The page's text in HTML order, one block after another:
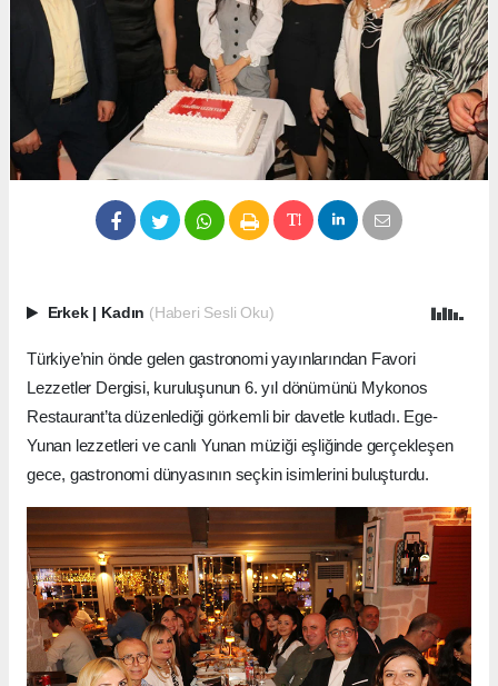
Erkek Kadın (Haberi Sesli Oku)
Türkiye’nin önde gelen gastronomi yayınlarından Favori
Lezzetler Dergisi, kuruluşunun 6. yıl dönümünü Mykonos
Restaurant’ta düzenlediği görkemli bir davetle kutladı. Ege-
Yunan lezzetleri ve canlı Yunan müziği eşliğinde gerçekleşen
gece, gastronomi dünyasının seçkin isimlerini buluşturdu.